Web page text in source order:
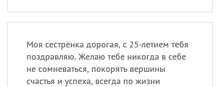
Моя сестрёнка дорогая, с 25-летием тебя
поздравляю. Желаю тебе никогда в себе
не сомневаться, покорять вершины
счастья и успеха, всегда по жизни